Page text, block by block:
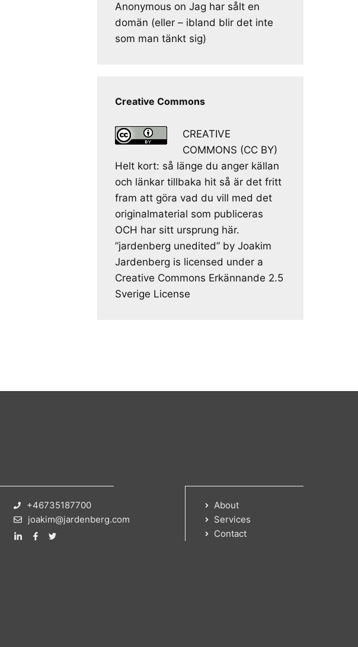
Anonymous on Jag har sålt en
domän (eller – ibland blir det inte
som man tänkt sig)
Creative Commons
CREATIVE
COMMONS (CC BY)
Helt kort: så länge du anger källan
och länkar tillbaka hit så är det fritt
fram att göra vad du vill med det
originalmaterial som publiceras
OCH har sitt ursprung här.
”jardenberg unedited” by Joakim
Jardenberg is licensed under a
Creative Commons Erkännande 2.5
Sverige License
+46735187700
joakim@jardenberg.com
About
Services
Contact